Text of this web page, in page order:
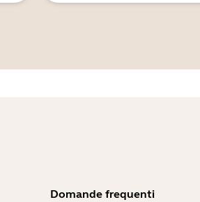
Domande frequenti